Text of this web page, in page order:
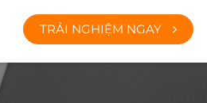
TRẢI NGHIỆM NGAY